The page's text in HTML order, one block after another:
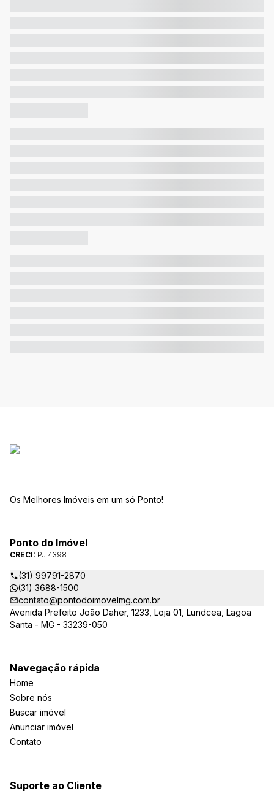
Os Melhores Imóveis em um só Ponto!
Ponto do Imóvel
CRECI: PJ 4398
(31) 99791-2870
(31) 3688-1500
contato@pontodoimovelmg.com.br
Avenida Prefeito João Daher, 1233, Loja 01, Lundcea, Lagoa
Santa - MG - 33239-050
Navegação rápida
Home
Sobre nós
Buscar imóvel
Anunciar imóvel
Contato
Suporte ao Cliente